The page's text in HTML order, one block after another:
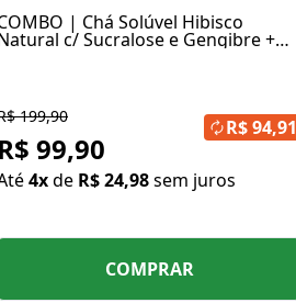
| Chá Solúvel Hibisco
c/ Sucralose e Gengibre +
199,90
R$ 99,90
4xde R$ 24,98sem juros
R$ 94,91
COMPRAR